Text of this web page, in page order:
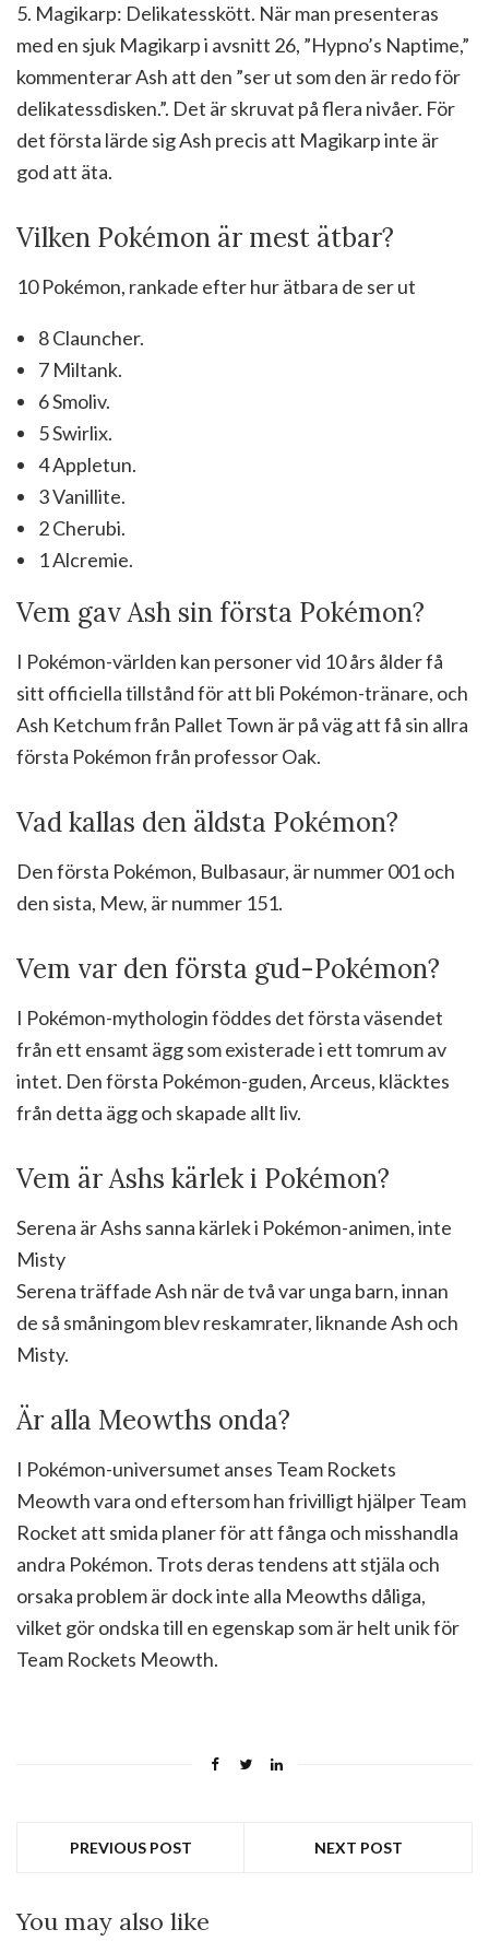
5. Magikarp: Delikatesskött. När man presenteras
med en sjuk Magikarp i avsnitt 26, ”Hypno’s Naptime,”
kommenterar Ash att den ”ser ut som den är redo för
delikatessdisken.”. Det är skruvat på flera nivåer. För
det första lärde sig Ash precis att Magikarp inte är
god att äta.
Vilken Pokémon är mest ätbar?
10 Pokémon, rankade efter hur ätbara de ser ut
8 Clauncher.
7 Miltank.
6 Smoliv.
5 Swirlix.
4 Appletun.
3 Vanillite.
2 Cherubi.
1 Alcremie.
Vem gav Ash sin första Pokémon?
I Pokémon-världen kan personer vid 10 års ålder få
sitt officiella tillstånd för att bli Pokémon-tränare, och
Ash Ketchum från Pallet Town är på väg att få sin allra
första Pokémon från professor Oak.
Vad kallas den äldsta Pokémon?
Den första Pokémon, Bulbasaur, är nummer 001 och
den sista, Mew, är nummer 151.
Vem var den första gud-Pokémon?
I Pokémon-mythologin föddes det första väsendet
från ett ensamt ägg som existerade i ett tomrum av
intet. Den första Pokémon-guden, Arceus, kläcktes
från detta ägg och skapade allt liv.
Vem är Ashs kärlek i Pokémon?
Serena är Ashs sanna kärlek i Pokémon-animen, inte
Misty
Serena träffade Ash när de två var unga barn, innan
de så småningom blev reskamrater, liknande Ash och
Misty.
Är alla Meowths onda?
I Pokémon-universumet anses Team Rockets
Meowth vara ond eftersom han frivilligt hjälper Team
Rocket att smida planer för att fånga och misshandla
andra Pokémon. Trots deras tendens att stjäla och
orsaka problem är dock inte alla Meowths dåliga,
vilket gör ondska till en egenskap som är helt unik för
Team Rockets Meowth.
PREVIOUS POST NEXT POST
You may also like